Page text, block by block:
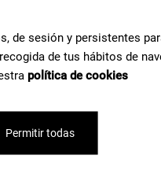
de sesión y persistentes
de tus hábitos de
política de cookies
Permitir todas